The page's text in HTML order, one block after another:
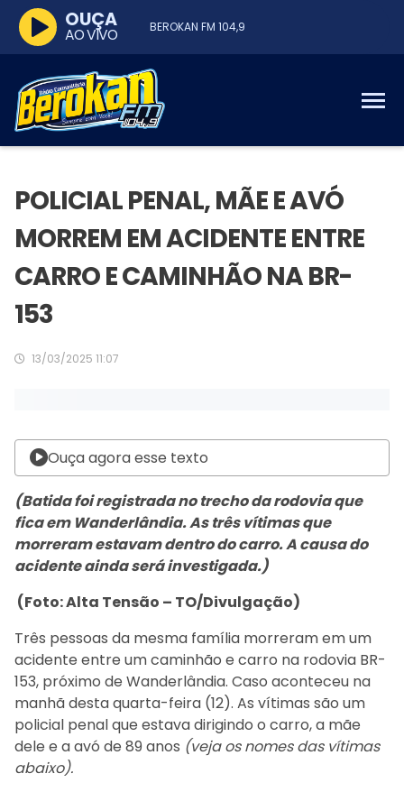
BEROKAN FM 104,9
OUÇA
AO VIVO
POLICIAL PENAL, MÃE E AVÓ
MORREM EM ACIDENTE ENTRE
CARRO E CAMINHÃO NA BR-
153
13/03/2025 11:07
Ouça agora esse texto
(Batida foi registrada no trecho da rodovia que
fica em Wanderlândia. As três vítimas que
morreram estavam dentro do carro. A causa do
acidente ainda será investigada.)
(Foto: Alta Tensão – TO/Divulgação)
Três pessoas da mesma família morreram em um
acidente entre um caminhão e carro na rodovia BR-
153, próximo de Wanderlândia. Caso aconteceu na
manhã desta quarta-feira (12). As vítimas são um
policial penal que estava dirigindo o carro, a mãe
dele e a avó de 89 anos (veja os nomes das vítimas
abaixo).